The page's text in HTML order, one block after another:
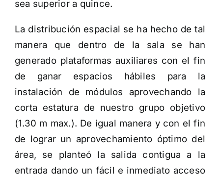
sea superior a quince.
La distribución espacial se ha hecho de tal
manera que dentro de la sala se han
generado plataformas auxiliares con el fin
de ganar espacios hábiles para la
instalación de módulos aprovechando la
corta estatura de nuestro grupo objetivo
(1.30 m max.). De igual manera y con el fin
de lograr un aprovechamiento óptimo del
área, se planteó la salida contigua a la
entrada dando un fácil e inmediato acceso